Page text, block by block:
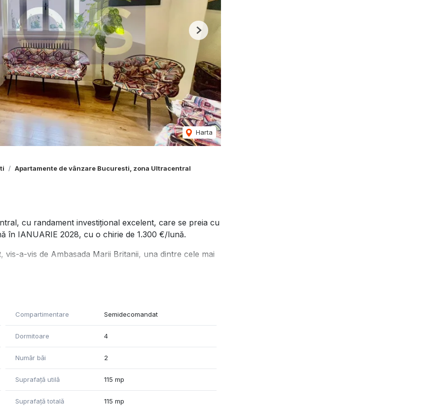
Harta
Next
Apartamente de vânzare Bucuresti, zona Ultracentral
cu randament investițional excelent, care se preia cu
în IANUARIE 2028, cu o chirie de 1.300 €/lună.
a-vis de Ambasada Marii Britanii, una dintre cele mai
Unirii (5–10 minute).
Compartimentare Semidecomandat
Dormitoare 4
Număr băi 2
Suprafață utilă 115 mp
Suprafață totală 115 mp